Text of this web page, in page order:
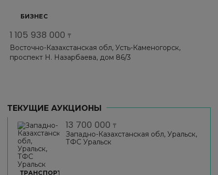
БИЗНЕС
1 105 938 000 ₸
Восточно-Казахстанская обл, Усть-Каменогорск,
проспект Н. Назарбаева, дом 86/3
ТЕКУЩИЕ АУКЦИОНЫ
ТРАНСПОРТ
13 700 000 ₸
Западно-Казахстанская обл, Уральск,
ТФС Уральск